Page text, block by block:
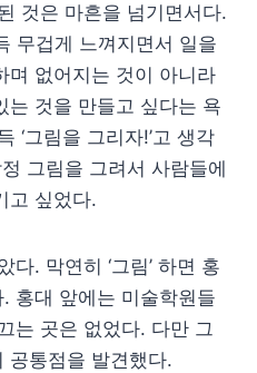
것은 마흔을 넘기면서다.
무겁게 느껴지면서 일을
며 없어지는 것이 아니라
는 것을 만들고 싶다는 욕
‘그림을 그리자!’고 생각
그림을 그려서 사람들에
고 싶었다.
. 막연히 ‘그림’ 하면 홍
홍대 앞에는 미술학원들
는 곳은 없었다. 다만 그
공통점을 발견했다.